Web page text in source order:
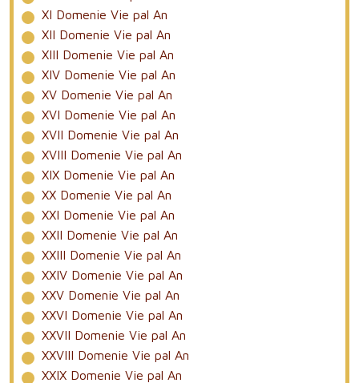
XI Domenie Vie pal An
XII Domenie Vie pal An
XIII Domenie Vie pal An
XIV Domenie Vie pal An
XV Domenie Vie pal An
XVI Domenie Vie pal An
XVII Domenie Vie pal An
XVIII Domenie Vie pal An
XIX Domenie Vie pal An
XX Domenie Vie pal An
XXI Domenie Vie pal An
XXII Domenie Vie pal An
XXIII Domenie Vie pal An
XXIV Domenie Vie pal An
XXV Domenie Vie pal An
XXVI Domenie Vie pal An
XXVII Domenie Vie pal An
XXVIII Domenie Vie pal An
XXIX Domenie Vie pal An